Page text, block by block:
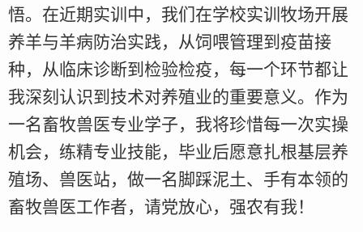
悟。在近期实训中，我们在学校实训牧场开展
养羊与羊病防治实践，从饲喂管理到疫苗接
种，从临床诊断到检验检疫，每一个环节都让
我深刻认识到技术对养殖业的重要意义。作为
一名畜牧兽医专业学子，我将珍惜每一次实操
机会，练精专业技能，毕业后愿意扎根基层养
殖场、兽医站，做一名脚踩泥土、手有本领的
畜牧兽医工作者，请党放心，强农有我！